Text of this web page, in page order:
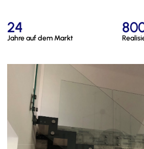
24
Jahre auf dem Markt